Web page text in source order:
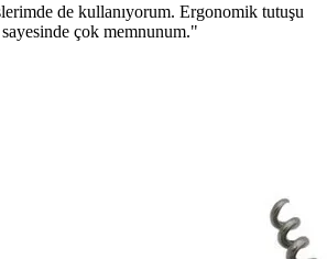
de kullanıyorum. Ergonomik tutuşu
çok memnunum."